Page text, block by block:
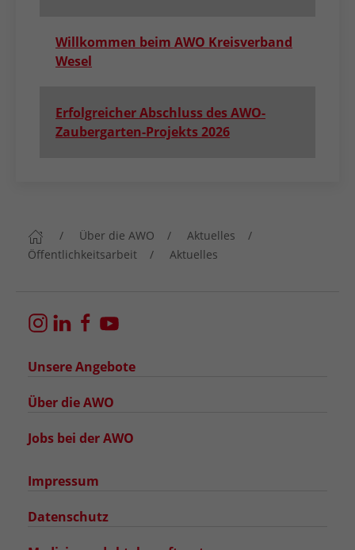
Willkommen beim AWO Kreisverband
Wesel
Erfolgreicher Abschluss des AWO-
Zaubergarten-Projekts 2026
Über die AWO
Aktuelles
Öffentlichkeitsarbeit
Aktuelles
Unsere Angebote
Über die AWO
Jobs bei der AWO
Impressum
Datenschutz